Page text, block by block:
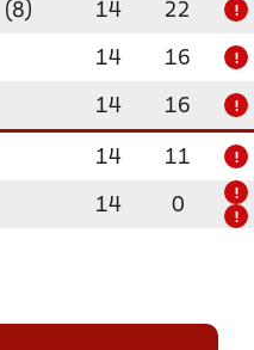
(8) 14 22 !
14 16 !
14 16 !
14 11 !
14 0
!
!